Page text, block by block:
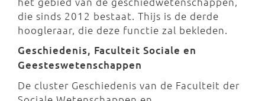
die sinds 2012 bestaat. Thijs is de derde
hoogleraar, die deze functie zal bekleden.
Geschiedenis, Faculteit Sociale en
Geesteswetenschappen
De cluster Geschiedenis van de Faculteit der